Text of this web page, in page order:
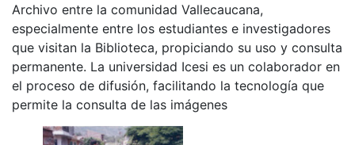
Archivo entre la comunidad Vallecaucana,
especialmente entre los estudiantes e investigadores
que visitan la Biblioteca, propiciando su uso y consulta
permanente. La universidad Icesi es un colaborador en
el proceso de difusión, facilitando la tecnología que
permite la consulta de las imágenes